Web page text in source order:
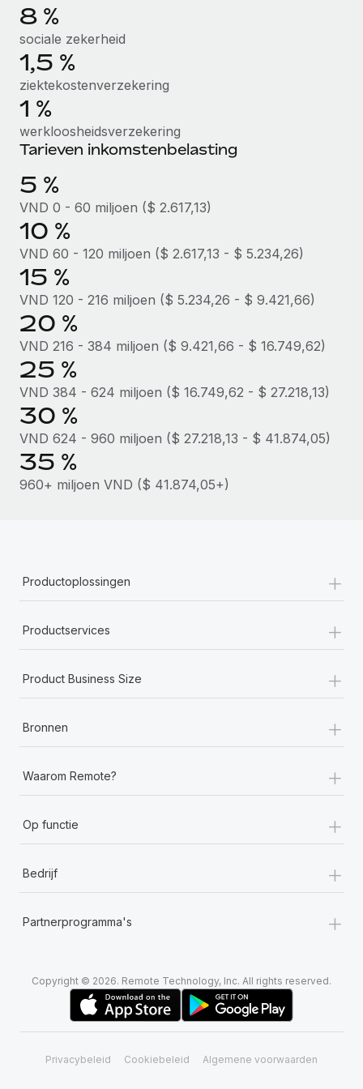
Secundaire arbeidsvoorwaarden
Eenvoudig secundaire arbeidsvoorwaarden
beheren
BLOG
Productupdates van Remote: Gusto- en Xero-
integraties en Contractor Management Plus
Het blijft de missie van Remote om alle soorten bedrijven
te helpen bij het aannemen, beheren en...
Hoe Phiture 55 werknemers in 19 landen
beheert met Remote
Phiture, een toonaangevende leider in de wereldwijde
mobiele groeiadviessector, zet zich sinds 2016...
Meer informatie
8 %
sociale zekerheid
1,5 %
ziektekostenverzekering
1 %
werkloosheidsverzekering
Tarieven inkomstenbelasting
5 %
VND 0 - 60 miljoen ($ 2.617,13)
10 %
VND 60 - 120 miljoen ($ 2.617,13 - $ 5.234,26)
15 %
VND 120 - 216 miljoen ($ 5.234,26 - $ 9.421,66)
20 %
VND 216 - 384 miljoen ($ 9.421,66 - $ 16.749,62)
25 %
VND 384 - 624 miljoen ($ 16.749,62 - $ 27.218,13)
30 %
VND 624 - 960 miljoen ($ 27.218,13 - $ 41.874,05)
35 %
960+ miljoen VND ($ 41.874,05+)
Productoplossingen +
Productservices +
Product Business Size +
Bronnen +
Waarom Remote? +
Op functie +
Bedrijf +
Partnerprogramma's +
Copyright © 2026. Remote Technology, Inc. All rights reserved.
Privacybeleid Cookiebeleid Algemene voorwaarden